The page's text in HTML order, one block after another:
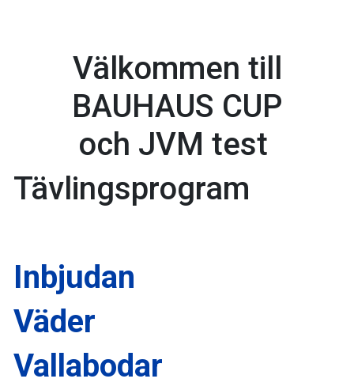
Välkommen till
BAUHAUS CUP
och JVM test
Tävlingsprogram
Inbjudan
Väder
Vallabodar